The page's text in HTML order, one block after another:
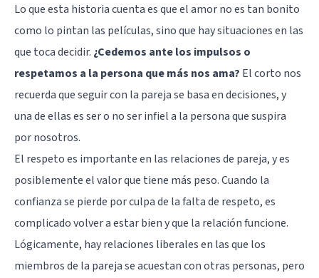
Lo que esta historia cuenta es que el amor no es tan bonito
como lo pintan las películas, sino que hay situaciones en las
que toca decidir. ¿Cedemos ante los impulsos o
respetamos a la persona que más nos ama? El corto nos
recuerda que seguir con la pareja se basa en decisiones, y
una de ellas es ser o no ser infiel a la persona que suspira
por nosotros.
El respeto es importante en las relaciones de pareja, y es
posiblemente el valor que tiene más peso. Cuando la
confianza se pierde por culpa de la falta de respeto, es
complicado volver a estar bien y que la relación funcione.
Lógicamente, hay relaciones liberales en las que los
miembros de la pareja se acuestan con otras personas, pero